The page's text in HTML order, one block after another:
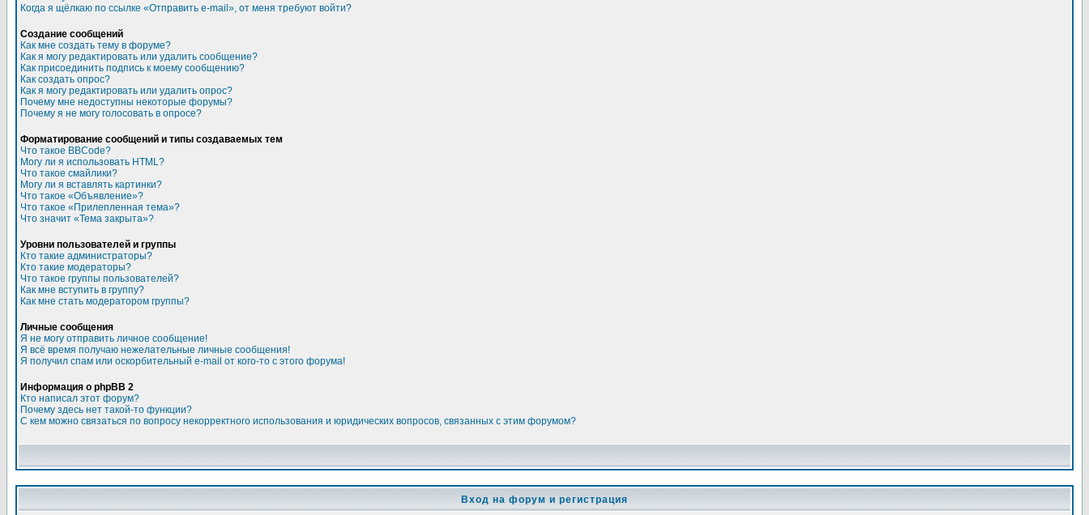
Когда я щёлкаю по ссылке «Отправить e-mail», от меня требуют войти?
Создание сообщений
Как мне создать тему в форуме?
Как я могу редактировать или удалить сообщение?
Как присоединить подпись к моему сообщению?
Как создать опрос?
Как я могу редактировать или удалить опрос?
Почему мне недоступны некоторые форумы?
Почему я не могу голосовать в опросе?
Форматирование сообщений и типы создаваемых тем
Что такое BBCode?
Могу ли я использовать HTML?
Что такое смайлики?
Могу ли я вставлять картинки?
Что такое «Объявление»?
Что такое «Прилепленная тема»?
Что значит «Тема закрыта»?
Уровни пользователей и группы
Кто такие администраторы?
Кто такие модераторы?
Что такое группы пользователей?
Как мне вступить в группу?
Как мне стать модератором группы?
Личные сообщения
Я не могу отправить личное сообщение!
Я всё время получаю нежелательные личные сообщения!
Я получил спам или оскорбительный e-mail от кого-то с этого форума!
Информация о phpBB 2
Кто написал этот форум?
Почему здесь нет такой-то функции?
С кем можно связаться по вопросу некорректного использования и юридических вопросов, связанных с этим форумом?
Вход на форум и регистрация